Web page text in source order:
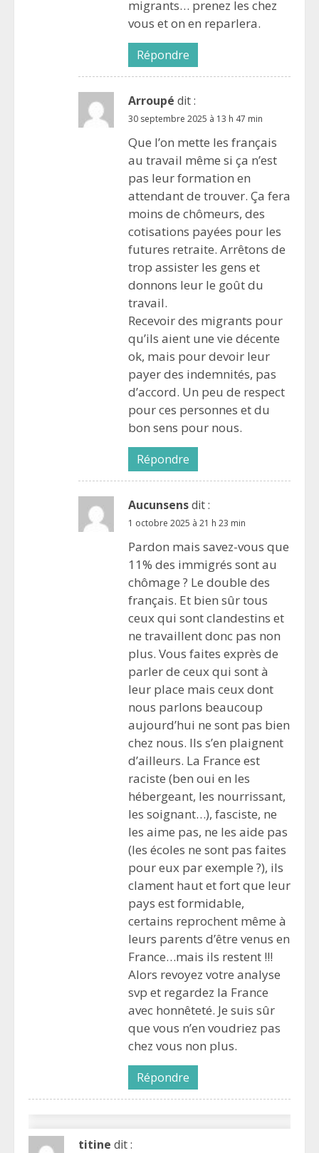
migrants… prenez les chez
vous et on en reparlera.
Répondre
Arroupé dit :
30 septembre 2025 à 13 h 47 min
Que l’on mette les français
au travail même si ça n’est
pas leur formation en
attendant de trouver. Ça fera
moins de chômeurs, des
cotisations payées pour les
futures retraite. Arrêtons de
trop assister les gens et
donnons leur le goût du
travail.
Recevoir des migrants pour
qu’ils aient une vie décente
ok, mais pour devoir leur
payer des indemnités, pas
d’accord. Un peu de respect
pour ces personnes et du
bon sens pour nous.
Répondre
Aucunsensdit :
1 octobre 2025 à 21 h 23 min
Pardon mais savez-vous que
11% des immigrés sont au
chômage ? Le double des
français. Et bien sûr tous
ceux qui sont clandestins et
ne travaillent donc pas non
plus. Vous faites exprès de
parler de ceux qui sont à
leur place mais ceux dont
nous parlons beaucoup
aujourd’hui ne sont pas bien
chez nous. Ils s’en plaignent
d’ailleurs. La France est
raciste (ben oui en les
hébergeant, les nourrissant,
les soignant…), fasciste, ne
les aime pas, ne les aide pas
(les écoles ne sont pas faites
pour eux par exemple ?), ils
clament haut et fort que leur
pays est formidable,
certains reprochent même à
leurs parents d’être venus en
France…mais ils restent !!!
Alors revoyez votre analyse
svp et regardez la France
avec honnêteté. Je suis sûr
que vous n’en voudriez pas
chez vous non plus.
Répondre
titine dit :